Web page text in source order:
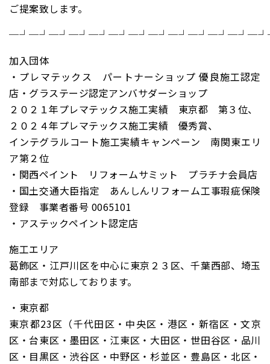
ご提案致します。
加入団体
・プレマテックス パートナーショップ 優良施工認定
店・グラステージ認定アンバサダーショップ
２０２１年プレマテックス施工実績 東京都 第３位、
２０２４年プレマテックス施工実績 優秀賞、
インテグラルコート施工実績キャンペーン 南関東エリ
ア第２位
・関西ペイント リフォームサミット プラチナ会員店
・国土交通大臣指定 あんしんリフォーム工事瑕疵保険
登録 事業者番号 0065101
・アステックペイント認定店
施工エリア
葛飾区・江戸川区を中心に東京２３区、千葉西部、埼玉
南部まで対応しております。
・東京都
東京都23区（千代田区・中央区・港区・新宿区・文京
区・台東区・墨田区・江東区・大田区・世田谷区・品川
区・目黒区・渋谷区・中野区・杉並区・豊島区・北区・